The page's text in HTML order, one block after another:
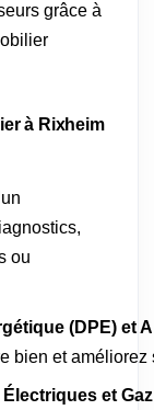
grâce à
à Rixheim
ou
(DPE) et
bien et améliorez
et Gaz